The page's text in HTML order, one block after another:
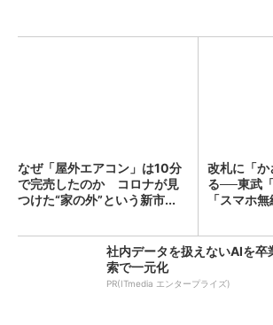
なぜ「屋外エアコン」は10分
で完売したのか コロナが見
つけた“家の外”という新市...
改札に「
る──東武
「スマホ
社内データを扱えないAIを
索で一元化
PR(ITmedia エンタープライズ)